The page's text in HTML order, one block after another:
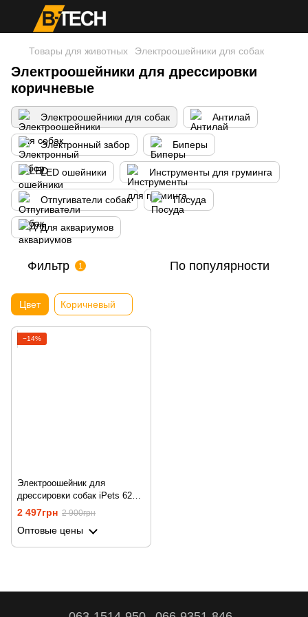
Товары для животных Электроошейники для собак
Электроошейники для дрессировки
коричневые
Электроошейники для собак Антилай
Электронный забор Биперы
LED ошейники Инструменты для груминга
Отпугиватели собак Посуда
Для аквариумов
Фильтр 1 По популярности
Цвет Коричневый
−14%
Электроошейник для
дрессировки собак iPets 620-
1, аккумуляторный,
влагозащищенный
2 497грн 2 900грн
Оптовые цены